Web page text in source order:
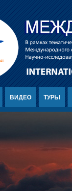
ВИДЕО ТУРЫ